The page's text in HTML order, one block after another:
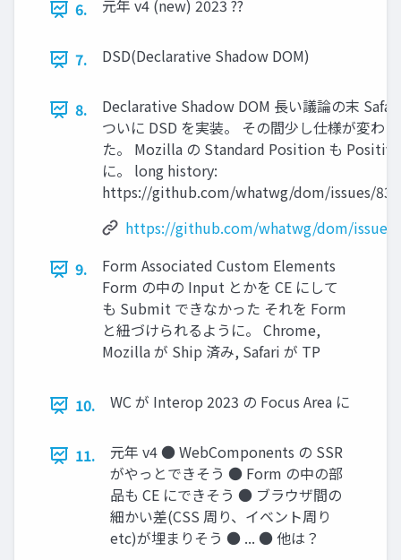
6. 元年 v4 (new) 2023 ??
7. DSD(Declarative Shadow DOM)
8.
Declarative Shadow DOM 長い議論の末
ついに DSD を実装。 その間少し仕様が変わっ
た。 Mozilla の Standard Position も Positive
に。 long history:
https://github.com/whatwg/dom/issues/831
https://github.com/whatwg/dom/
9.
Form Associated Custom Elements
Form の中の Input とかを CE にして
も Submit できなかった それを Form
と紐づけられるように。 Chrome,
Mozilla が Ship 済み, Safari が TP
10. WC が Interop 2023 の Focus Area に
11.
元年 v4 ● WebComponents の SSR
がやっとできそう ● Form の中の部
品も CE にできそう ● ブラウザ間の
細かい差(CSS 周り、イベント周り
etc)が埋まりそう ● ... ● 他は？